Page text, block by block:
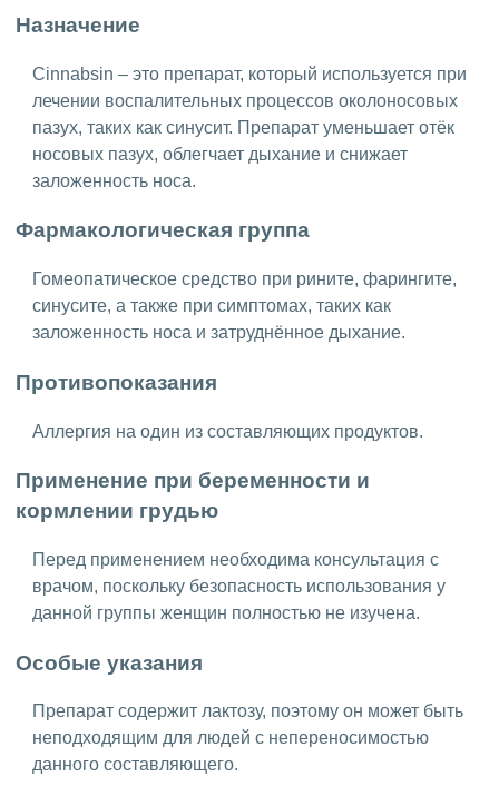
Назначение
Cinnabsin – это препарат, который используется при
лечении воспалительных процессов околоносовых
пазух, таких как синусит. Препарат уменьшает отёк
носовых пазух, облегчает дыхание и снижает
заложенность носа.
Фармакологическая группа
Гомеопатическое средство при рините, фарингите,
синусите, а также при симптомах, таких как
заложенность носа и затруднённое дыхание.
Противопоказания
Аллергия на один из составляющих продуктов.
Применение при беременности и
кормлении грудью
Перед применением необходима консультация с
врачом, поскольку безопасность использования у
данной группы женщин полностью не изучена.
Особые указания
Препарат содержит лактозу, поэтому он может быть
неподходящим для людей с непереносимостью
данного составляющего.